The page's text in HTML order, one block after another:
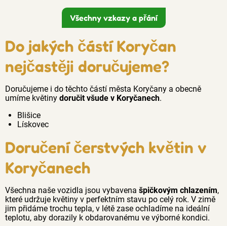
Všechny vzkazy a přání
Do jakých částí Koryčan
nejčastěji doručujeme?
Doručujeme i do těchto částí města Koryčany a obecně
umíme květiny doručit všude v Koryčanech.
Blišice
Lískovec
Doručení čerstvých květin v
Koryčanech
Všechna naše vozidla jsou vybavena špičkovým chlazením,
které udržuje květiny v perfektním stavu po celý rok. V zimě
jim přidáme trochu tepla, v létě zase ochladíme na ideální
teplotu, aby dorazily k obdarovanému ve výborné kondici.